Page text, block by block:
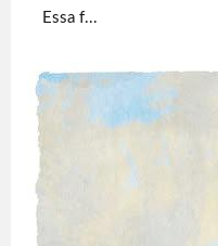
Essa f...